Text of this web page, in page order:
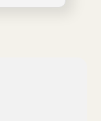
: 0,33